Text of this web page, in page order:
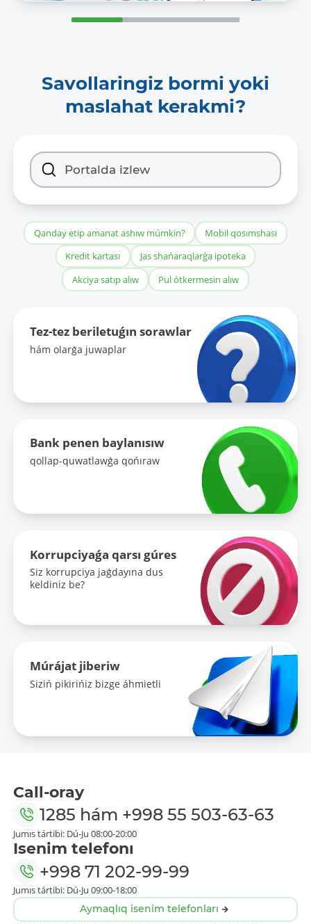
Savollaringiz bormi yoki
maslahat kerakmi?
Qanday etip amanat ashıw múmkin?
Mobil qosımshası
Kredit kartası
Jas shańaraqlarǵa ipoteka
Akciya satıp alıw
Pul ótkermesin alıw
Tez-tez beriletuǵın sorawlar
hám olarǵa juwaplar
Bank penen baylanısıw
qollap-quwatlawǵa qońıraw
Korrupciyaǵa qarsı gúres
Siz korrupciya jaǵdayına dus
keldiniz be?
Múrájat jiberiw
Siziń pikirińiz bizge áhmietli
Call-oray
1285 hám +998 55 503-63-63
Jumıs tártibi: Dú-Ju 08:00-20:00
Isenim telefonı
+998 71 202-99-99
Jumıs tártibi: Dú-Ju 09:00-18:00
Aymaqlıq isenim telefonları